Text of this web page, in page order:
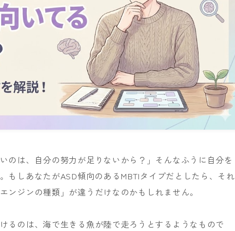
のは、自分の努力が足りないから？」そんなふうに自分を
もしあなたがASD傾向のあるMBTIタイプだとしたら、それ
ンジンの種類」が違うだけなのかもしれません。
るのは、海で生きる魚が陸で走ろうとするようなもので